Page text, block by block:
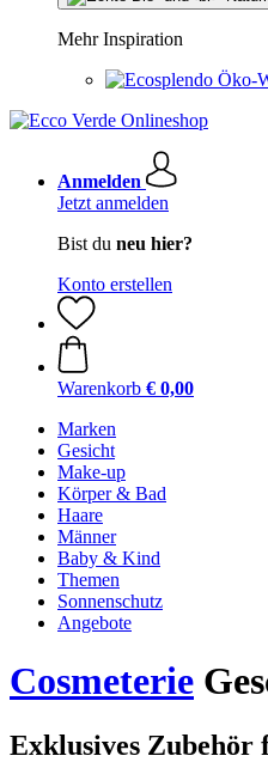
Mehr Inspiration
Öko-
Anmelden
Jetzt anmelden
Bist du neu hier?
Konto erstellen
Warenkorb € 0,00
Marken
Gesicht
Make-up
Körper & Bad
Haare
Männer
Baby & Kind
Themen
Sonnenschutz
Angebote
Cosmeterie
Exklusives Zubehör